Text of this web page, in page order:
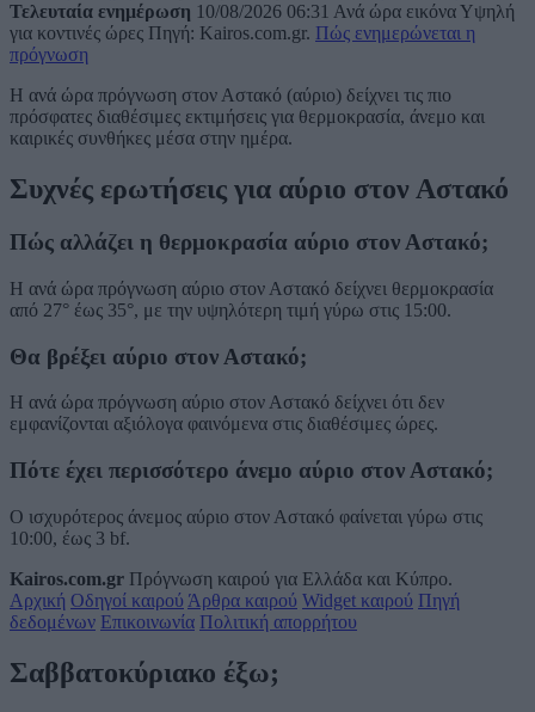
Τελευταία ενημέρωση 10/08/2026 06:31 Ανά ώρα εικόναΥψηλή
για κοντινές ώρες Πηγή: Kairos.com.gr. Πώς ενημερώνεται η
πρόγνωση
Η ανά ώρα πρόγνωση στον Αστακό (αύριο) δείχνει τις πιο
πρόσφατες διαθέσιμες εκτιμήσεις για θερμοκρασία, άνεμο και
καιρικές συνθήκες μέσα στην ημέρα.
Συχνές ερωτήσεις για αύριο στον Αστακό
Πώς αλλάζει η θερμοκρασία αύριο στον Αστακό;
Η ανά ώρα πρόγνωση αύριο στον Αστακό δείχνει θερμοκρασία
από 27° έως 35°, με την υψηλότερη τιμή γύρω στις 15:00.
Θα βρέξει αύριο στον Αστακό;
Η ανά ώρα πρόγνωση αύριο στον Αστακό δείχνει ότι δεν
εμφανίζονται αξιόλογα φαινόμενα στις διαθέσιμες ώρες.
Πότε έχει περισσότερο άνεμο αύριο στον Αστακό;
Ο ισχυρότερος άνεμος αύριο στον Αστακό φαίνεται γύρω στις
10:00, έως 3 bf.
Kairos.com.gr Πρόγνωση καιρού για Ελλάδα και Κύπρο.
Αρχική Οδηγοί καιρού Άρθρα καιρού Widget καιρού Πηγή
δεδομένων Επικοινωνία Πολιτική απορρήτου
Σαββατοκύριακο έξω;